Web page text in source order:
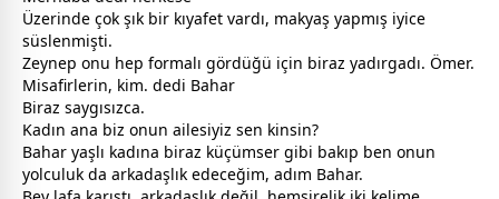
Üzerinde çok şık bir kıyafet vardı, makyaş yapmış iyice
süslenmişti.
Zeynep onu hep formalı gördüğü için biraz yadırgadı. Ömer.
Misafirlerin, kim. dedi Bahar
Biraz saygısızca.
Kadın ana biz onun ailesiyiz sen kinsin?
Bahar yaşlı kadına biraz küçümser gibi bakıp ben onun
yolculuk da arkadaşlık edeceğim, adım Bahar.